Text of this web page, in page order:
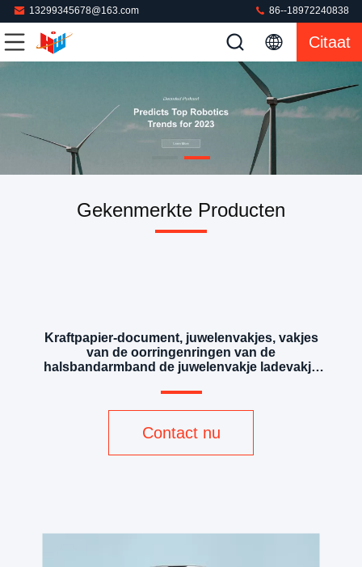
13299345678@163.com 86--18972240838
Citaat
Gekenmerkte Producten
Kraftpapier-document, juwelenvakjes, vakjes
van de oorringenringen van de
halsbandarmband de juwelenvakje ladevakje
Contact nu